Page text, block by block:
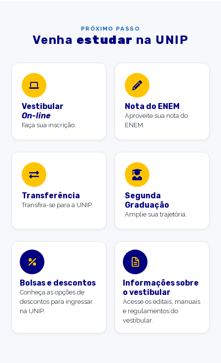
PRÓXIMO PASSO
Venha estudar na UNIP
Vestibular
On-line
Faça sua inscrição.
Nota do ENEM
Aproveite sua nota do
ENEM.
Transferência
Transfira-se para a UNIP.
Segunda
Graduação
Amplie sua trajetória.
Bolsas e descontos
Conheça as opções de
descontos para ingressar
na UNIP.
Informações sobre
o vestibular
Acesse os editais, manuais
e regulamentos do
vestibular.